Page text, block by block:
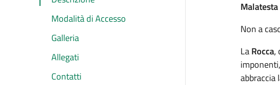
Modalità di Accesso
Galleria
Allegati
Contatti
Malatesta
Non a
LaRocca,
abbraccia